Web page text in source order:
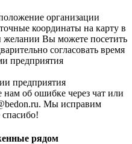
организации
координаты на карту в
желании Вы можете посетить
согласовать время
предприятия
предприятия
об ошибке через чат или
Мы исправим
рядом